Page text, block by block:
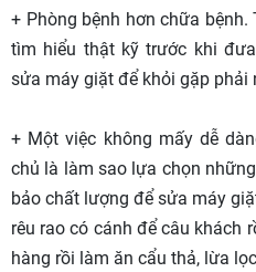
+ Phòng bệnh hơn chữa
tìm hiểu thật kỹ trước khi
sửa máy giặt để khỏi gặp phải
+ Một việc không mấy dễ
chủ là làm sao lựa chọn
bảo chất lượng để sửa máy
rêu rao có cánh để câu khách
hàng rồi làm ăn cẩu thả, lừa